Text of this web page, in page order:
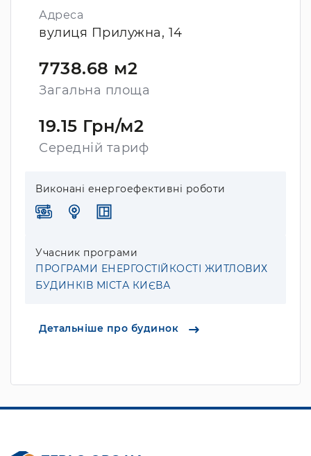
Адреса
вулиця Прилужна, 14
7738.68 м2
Загальна площа
19.15 Грн/м2
Середній тариф
Виконані енергоефективні роботи
Учасник програми
ПРОГРАМИ ЕНЕРГОСТІЙКОСТІ ЖИТЛОВИХ
БУДИНКІВ МІСТА КИЄВА
Детальніше про будинок